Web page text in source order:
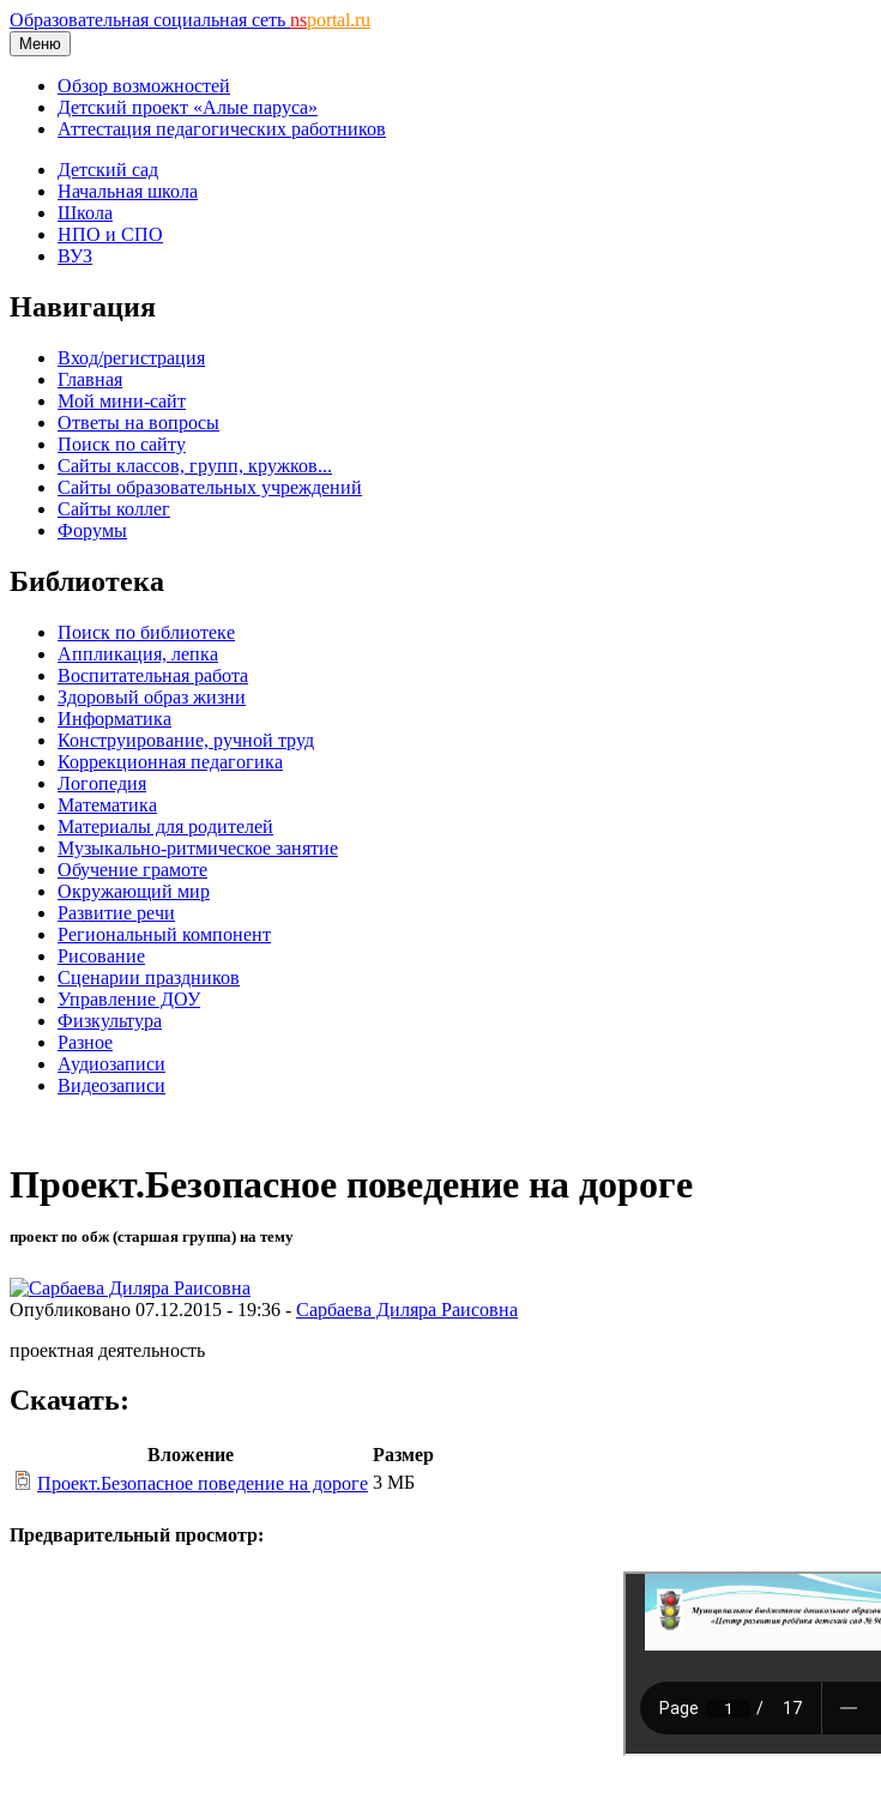
Образовательная социальная сеть nsportal.ru
Меню
Обзор возможностей
Детский проект «Алые паруса»
Аттестация педагогических работников
Детский сад
Начальная школа
Школа
НПО и СПО
ВУЗ
Навигация
Вход/регистрация
Главная
Мой мини-сайт
Ответы на вопросы
Поиск по сайту
Сайты классов, групп, кружков...
Сайты образовательных учреждений
Сайты коллег
Форумы
Библиотека
Поиск по библиотеке
Аппликация, лепка
Воспитательная работа
Здоровый образ жизни
Информатика
Конструирование, ручной труд
Коррекционная педагогика
Логопедия
Математика
Материалы для родителей
Музыкально-ритмическое занятие
Обучение грамоте
Окружающий мир
Развитие речи
Региональный компонент
Рисование
Сценарии праздников
Управление ДОУ
Физкультура
Разное
Аудиозаписи
Видеозаписи
Проект.Безопасное поведение на дороге
проект по обж (старшая группа) на тему
Опубликовано 07.12.2015 - 19:36 - Сарбаева Диляра Раисовна
проектная деятельность
Скачать:
Вложение
Размер
Проект.Безопасное поведение на дороге 3 МБ
Предварительный просмотр: